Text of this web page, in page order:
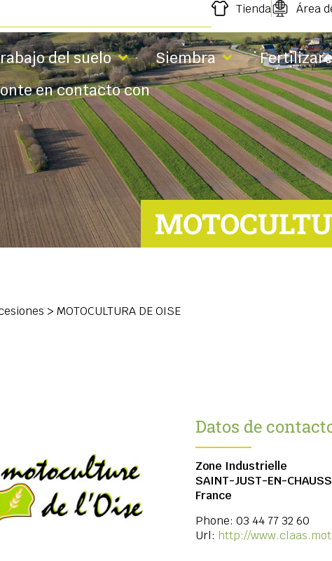
Tienda Área
del suelo Siembra Fertilizare
en contacto con
> MOTOCULTURA DE OISE
Datos de
Zone Industrielle
SAINT-JUST-EN-
France
Phone: 03 44 77 32 60
Url: http://